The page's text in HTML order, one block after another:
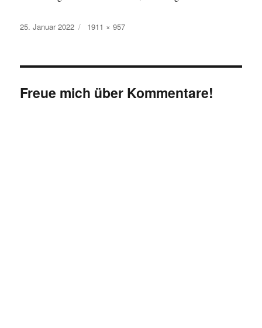
Veröffentlicht
25. Januar 2022 Originalgröße
1911 × 957
Freue mich über Kommentare!